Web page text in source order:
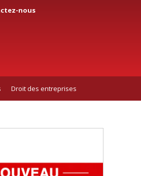
nous
Droit des entreprises